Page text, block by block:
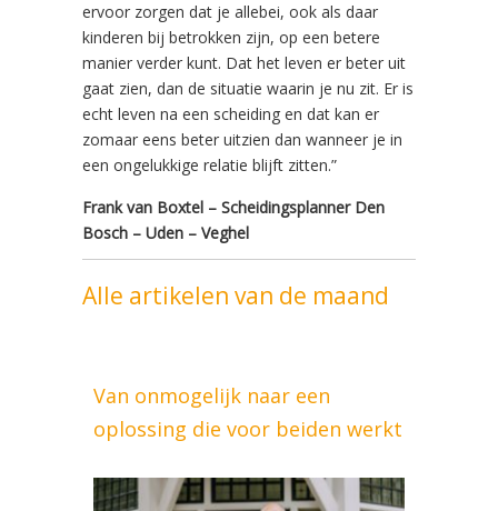
ervoor zorgen dat je allebei, ook als daar
kinderen bij betrokken zijn, op een betere
manier verder kunt. Dat het leven er beter uit
gaat zien, dan de situatie waarin je nu zit. Er is
echt leven na een scheiding en dat kan er
zomaar eens beter uitzien dan wanneer je in
een ongelukkige relatie blijft zitten.”
Frank van Boxtel – Scheidingsplanner Den
Bosch – Uden – Veghel
Alle artikelen van de maand
Van onmogelijk naar een
oplossing die voor beiden werkt